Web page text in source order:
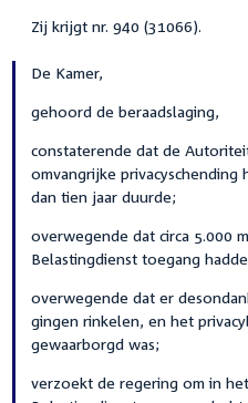
Zij krijgt nr. 940 (31066).
De Kamer,
gehoord de beraadslaging,
constaterende dat de
omvangrijke
dan tien jaar duurde;
overwegende dat circa 5.000
Belastingdienst toegang
overwegende dat er
gingen rinkelen, en het
gewaarborgd was;
verzoekt de regering om in